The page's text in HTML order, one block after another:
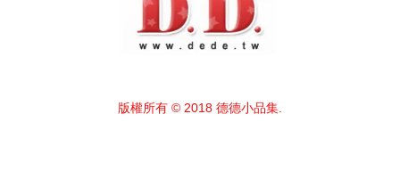
版權所有 © 2018 德德小品集.